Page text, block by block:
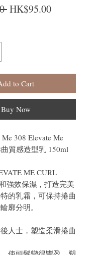
Regular Price
HK$95.00Sale Price
to Cart
Buy Now
Me 308 Elevate Me
質感造型乳 150ml
ME CURL
強效保濕，打造完美
的乳霜，可保持捲曲
廓分明。
人士，塑造柔滑捲曲